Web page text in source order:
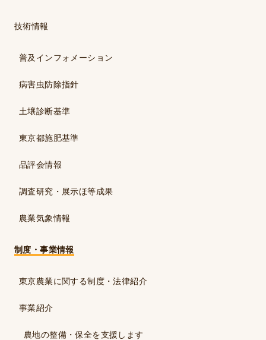
技術情報
普及インフォメーション
病害虫防除指針
土壌診断基準
東京都施肥基準
品評会情報
調査研究・展示ほ等成果
農業気象情報
制度・事業情報
東京農業に関する制度・法律紹介
事業紹介
農地の整備・保全を支援します